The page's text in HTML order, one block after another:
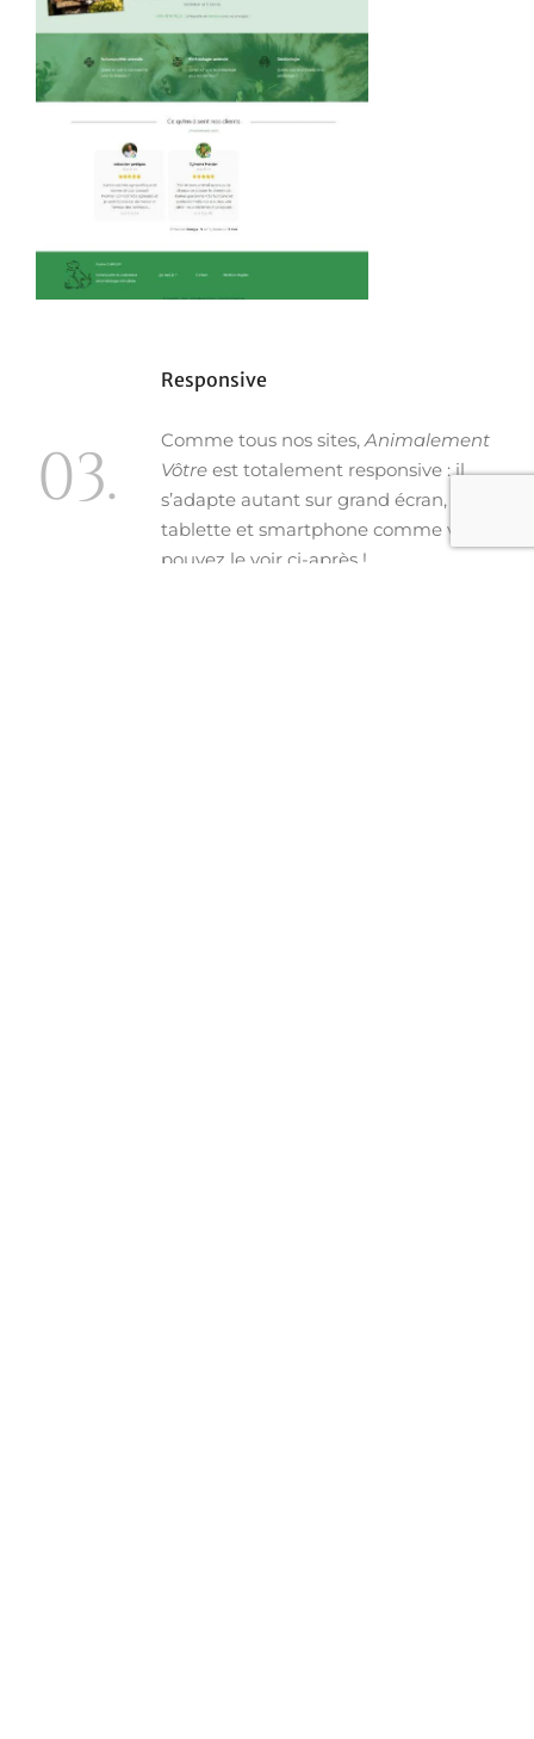
03.
Responsive
Comme tous nos sites,Animalement
Vôtre est totalement responsive : il
s’adapte autant sur grand écran, que sur
tablette et smartphone comme vous
pouvez le voir ci-après !